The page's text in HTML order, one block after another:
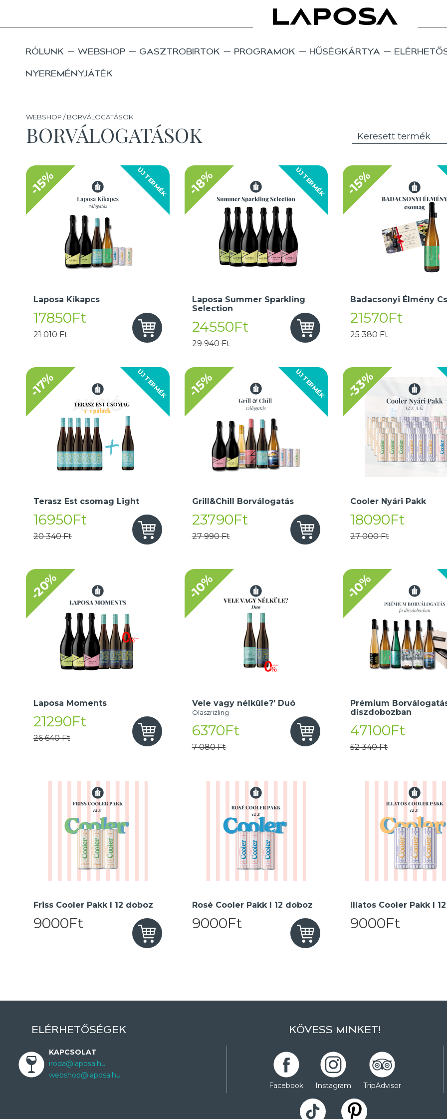
RÓLUNK WEBSHOP GASZTROBIRTOK PROGRAMOK HŰSÉGKÁRTYA
NYEREMÉNYJÁTÉK
WEBSHOP / BORVÁLOGATÁSOK
BORVÁLOGATÁSOK
ÚJ TERMÉK
-15%
Laposa Kikapcs
17850Ft
21 010 Ft
ÚJ TERMÉK
-18%
Laposa Summer Sparkling
Selection
24550Ft
29 940 Ft
-15%
Badacsonyi Élmény
21570Ft
25 380 Ft
ÚJ TERMÉK
-17%
Terasz Est csomag Light
16950Ft
20 340 Ft
ÚJ TERMÉK
-15%
Grill&Chill Borválogatás
23790Ft
27 990 Ft
-33%
Cooler Nyári Pakk
18090Ft
27 000 Ft
-20%
Laposa Moments
21290Ft
26 640 Ft
-10%
Vele vagy nélküle?' Duó
Olaszrizling
6370Ft
7 080 Ft
-10%
Prémium
díszdobozban
47100Ft
52 340 Ft
Friss Cooler Pakk I 12 doboz
9000Ft
Rosé Cooler Pakk I 12 doboz
9000Ft
Illatos Cooler Pakk I
9000Ft
ELÉRHETŐSÉGEK
KAPCSOLAT
iroda@laposa.hu
webshop@laposa.hu
KÖVESS MINKET!
Facebook Instagram TripAdvisor